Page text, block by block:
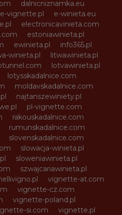
dalnicniznamka.eu
e-vignette.pl
e-winieta.eu
electronicavinieta.com
estoniawinieta.pl
ewinieta.pl
info365.pl
winieta.pl
litwawinieta.pl
lotvawinieta.pl
lotysskadalnice.com
moldavskadalnice.com
najtanszewiniety.pl
pl-vignette.com
rakouskadalnice.com
rumunskadalnice.com
slovenskadalnice.com
slowacja-winieta.pl
sloweniawinieta.pl
szwajcariawinieta.pl
vignette-at.com
vignette-cz.com
vignette-poland.pl
si.com
vignette.pl